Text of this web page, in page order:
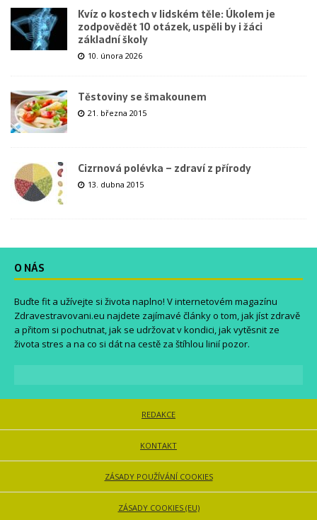
Kvíz o kostech v lidském těle: Úkolem je
zodpovědět 10 otázek, uspěli by i žáci
základní školy
10. února 2026
Těstoviny se šmakounem
21. března 2015
Cizrnová polévka – zdraví z přírody
13. dubna 2015
O NÁS
Buďte fit a užívejte si života naplno! V internetovém magazínu
Zdravestravovani.eu najdete zajímavé články o tom, jak jíst zdravě
a přitom si pochutnat, jak se udržovat v kondici, jak vytěsnit ze
života stres a na co si dát na cestě za štíhlou linií pozor.
REDAKCE
KONTAKT
ZÁSADY POUŽÍVÁNÍ COOKIES
ZÁSADY COOKIES (EU)